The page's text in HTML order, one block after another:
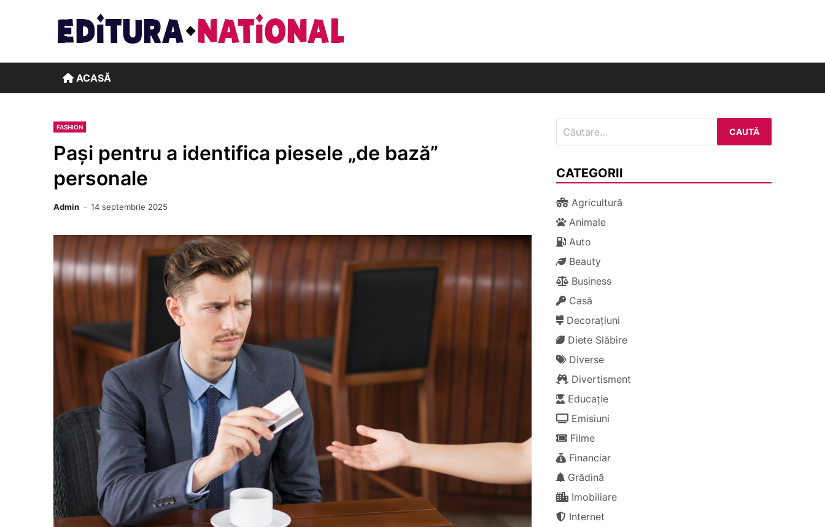
Editura Național
ACASĂ
FASHION
Pași pentru a identifica piesele „de bază”
personale
Admin 14 septembrie 2025
după:
CATEGORII
Agricultură
Animale
Auto
Beauty
Business
Casă
Decorațiuni
Diete Slăbire
Diverse
Divertisment
Educație
Emisiuni
Filme
Financiar
Grădină
Imobiliare
Internet